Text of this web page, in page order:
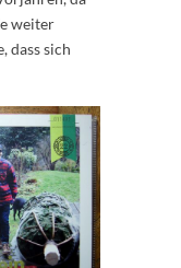
weiter
dass sich